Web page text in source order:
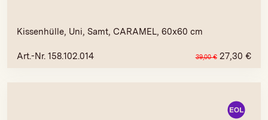
Kissenhülle, Uni, Samt, CARAMEL, 60x60 cm
Art.-Nr. 158.102.014 39,00€ 27,30 €